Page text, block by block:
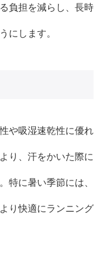
負担を減らし、長時
にします。
や吸湿速乾性に優れ
り、汗をかいた際に
特に暑い季節には、
り快適にランニング